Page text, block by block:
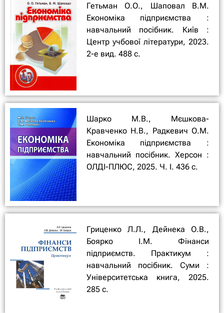
Гетьман О.О., Шаповал В.М.
Економіка підприємства :
навчальний посібник. Київ :
Центр учбової літератури, 2023.
2-е вид. 488 с.
Шарко М.В., Мєшкова-
Кравченко Н.В., Радкевич О.М.
Економіка підприємства :
навчальний посібник. Херсон :
ОЛДІ-ПЛЮС, 2025. Ч. І. 436 с.
Гриценко Л.Л., Дейнека О.В.,
Боярко І.М. Фінанси
підприємств. Практикум :
навчальний посібник. Суми :
Університетська книга, 2025.
285 с.